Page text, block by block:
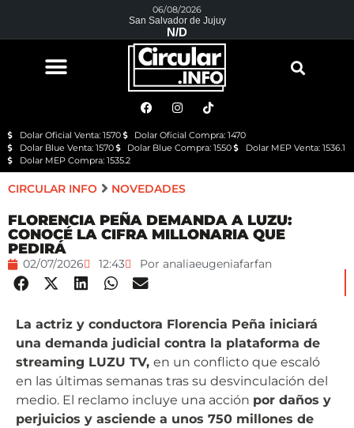
06/08/2026
San Salvador de Jujuy
N/D
Dolar Oficial Venta: 1570
Dolar Oficial Compra: 1470
Dolar Blue Venta: 1570
Dolar Blue Compra: 1550
Dolar MEP Venta: 1536.1
Dolar MEP Compra: 1535.2
CIRCULAR INFO NOVEDADES
FLORENCIA PEÑA DEMANDA A LUZU:
CONOCÉ LA CIFRA MILLONARIA QUE
PEDIRÁ
02/07/2026 12:43 Por analiaeugeniafarfan
La actriz y conductora Florencia Peña iniciará
una demanda judicial contra la plataforma de
streaming LUZU TV, en un conflicto que escaló
en las últimas semanas tras su desvinculación del
medio. El reclamo incluye una acción por daños y
perjuicios y asciende a unos 750 millones de